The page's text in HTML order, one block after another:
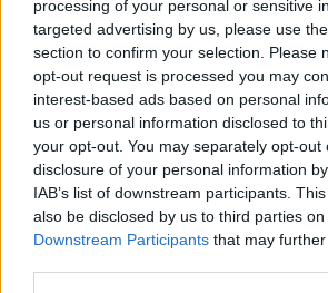
processing of your personal or sensitive
targeted advertising by us, please use
section to confirm your selection. Please
opt-out request is processed you may
interest-based ads based on personal
us or personal information disclosed to
your opt-out. You may separately opt-out
disclosure of your personal information
IAB’s list of downstream participants.
also be disclosed by us to third parties on
Downstream Participants that may
stato resta, né si ricorda. Nemmeno tutto è
qualcosa -mi sarebbe piaciuto dire molto-
avanti. Non so se questo ci insegna sempre
credo, a volte no. Però forse rimane il fatto
fummo gruppo dirigente e non perché ne
O non solo per questo, per chi potere ne ha
averlo oppure se n’è illuso. No. Per un’altra
perché non eravamo solo meri dispensatori
critica. Partecipazione. E costruzione di
Buon compleanno Agorà! Quali che siano gli
fortuna.